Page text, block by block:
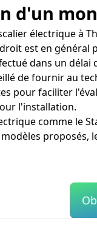
d'un
électrique à
est en général
dans un délai
de fournir au
pour faciliter
l'installation.
comme le